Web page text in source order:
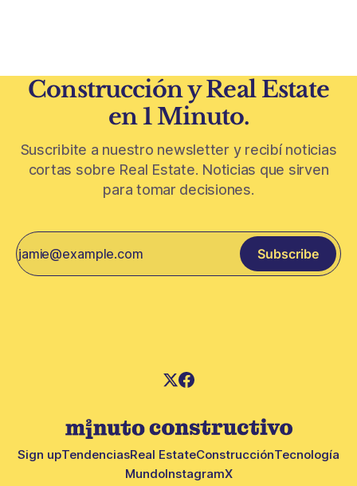
Construcción y Real Estate
en 1 Minuto.
Suscribite a nuestro newsletter y recibí noticias
cortas sobre Real Estate. Noticias que sirven
para tomar decisiones.
Subscribe
Sign upTendenciasReal EstateConstrucciónTecnología
MundoInstagramX